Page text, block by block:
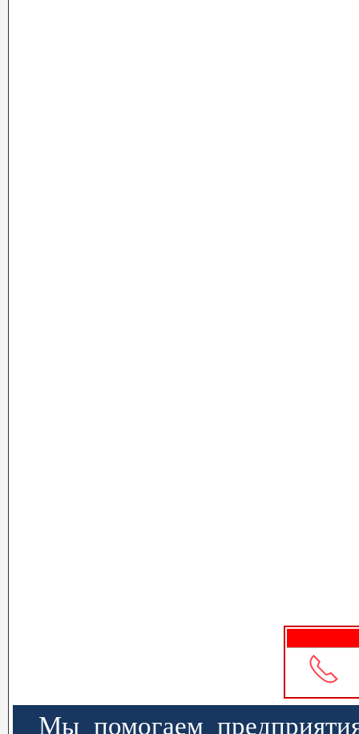
Мы помогаем